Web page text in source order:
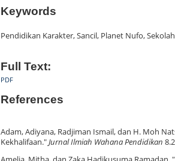
Keywords
Pendidikan Karakter, Sancil, Planet Nufo,
Full Text:
PDF
References
Adam, Adiyana, Radjiman Ismail, dan H. Moh
Kekhalifaan."Jurnal Ilmiah Wahana Pendidikan